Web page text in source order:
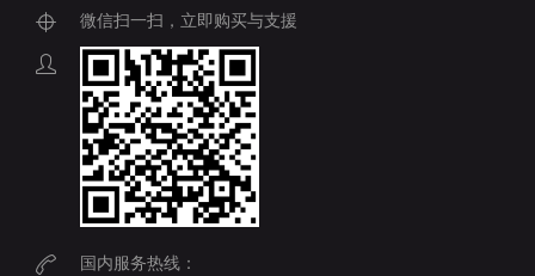
微信扫一扫，立即购买与支援
国内服务热线：